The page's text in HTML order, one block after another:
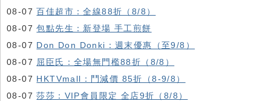
08-07百佳超市：全線88折（8/8）
08-07包點先生：新登場 手工煎餅
08-07 Don Don Donki：週末優惠（至9/8）
08-07 屈臣氏：全場無門檻88折（8/8）
08-07 HKTVmall ：鬥減價 85折（8-9/8）
08-07莎莎：VIP會員限定 全店9折（8/8）